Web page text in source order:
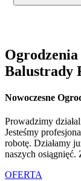
Balustrady
Nowoczesne
Prowadzimy
Jesteśmy
robotę. Działamy
naszych osiągnięć.
OFERTA